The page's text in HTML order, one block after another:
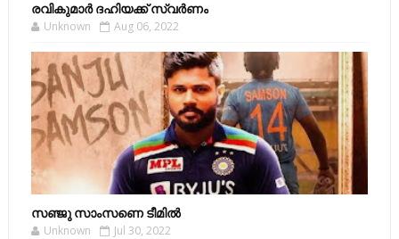
രവികുമാര്‍ ദഹിയക്ക് സ്വര്‍ണം
Unknown Aug 06, 2022
സഞ്ജു സാംസണെ ടീമില്‍
Unknown Jul 30, 2022